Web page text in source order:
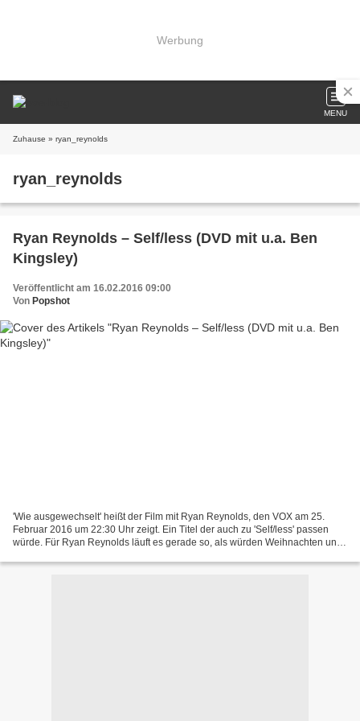
Werbung
MENU
Zuhause » ryan_reynolds
ryan_reynolds
Ryan Reynolds – Self/less (DVD mit u.a. Ben
Kingsley)
Veröffentlicht am 16.02.2016 09:00
Von Popshot
'Wie ausgewechselt' heißt der Film mit Ryan Reynolds, den VOX am 25.
Februar 2016 um 22:30 Uhr zeigt. Ein Titel der auch zu 'Self/less' passen
würde. Für Ryan Reynolds läuft es gerade so, als würden Weihnachten und